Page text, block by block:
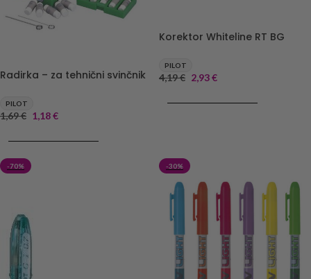
Radirka – za tehnični svinčnik
PILOT
1,69€ 1,18€
Korektor Whiteline RT BG
PILOT
4,19€ 2,93€
-70% -30%